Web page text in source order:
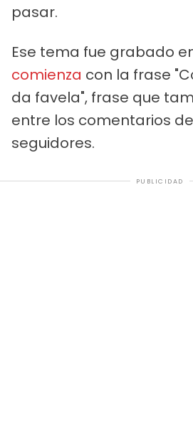
pasar.
Ese tema fue grabado
comienza con la frase
da favela", frase que
entre los comentarios
seguidores.
PUBLICIDAD